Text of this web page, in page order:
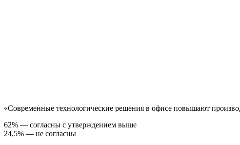
«Современные технологические решения в офисе повышают
62% — согласны с утверждением выше
24,5% — не согласны